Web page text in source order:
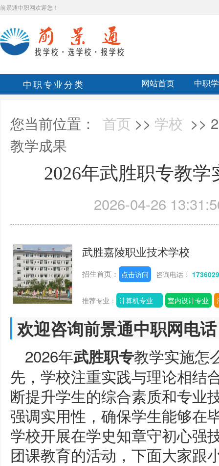
前景通中职网欢迎您！
中职专业分类 网站首页 中职
您当前位置： 首页 >> 学校 >>
教学成果
2026年武胜职专教
2026-04-26
武胜嘉陵职业技术学校
招生首页： 点击访问 咨询电话：
推荐专业： 计算机专业 室内设计专业
欢迎咨询前景通中职网电
2026年武胜职专教学实施怎
先，学校注重实践与理论相结
断提升学生的综合素质和专业
强调实用性，确保学生能够在
学校开展在学史知章守初心强
团课教育的活动，下面大家跟